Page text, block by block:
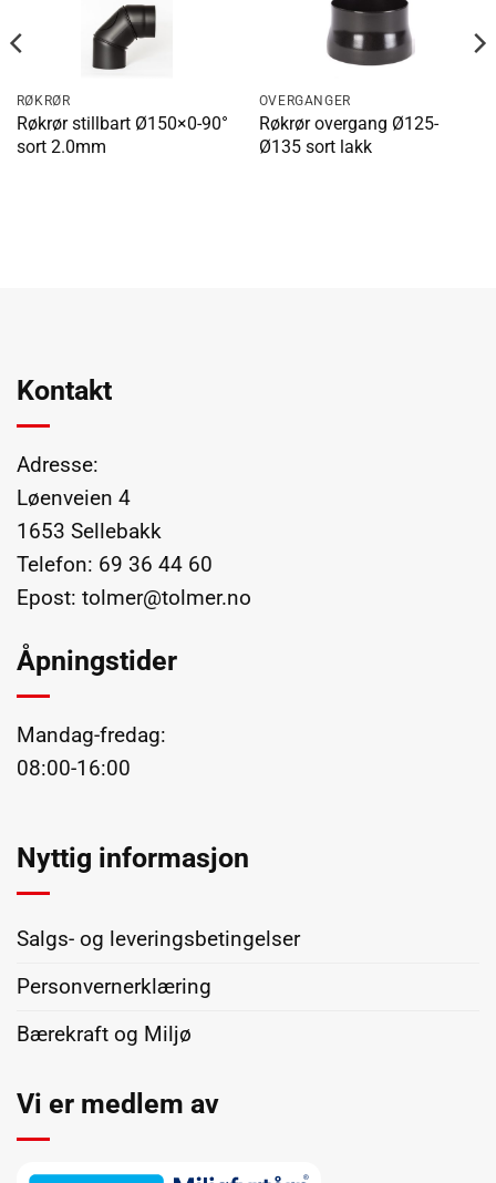
RØKRØR
Røkrør stillbart Ø150×0-90°
sort 2.0mm
OVERGANGER
Røkrør overgang Ø125-
Ø135 sort lakk
Kontakt
Adresse:
Løenveien 4
1653 Sellebakk
Telefon: 69 36 44 60
Epost: tolmer@tolmer.no
Åpningstider
Mandag-fredag:
08:00-16:00
Nyttig informasjon
Salgs- og leveringsbetingelser
Personvernerklæring
Bærekraft og Miljø
Vi er medlem av